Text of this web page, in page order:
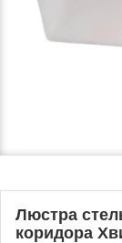
Люстра
коридора